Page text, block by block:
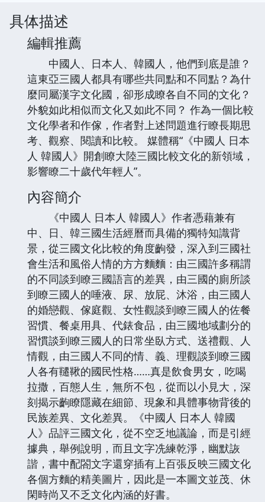
具体描述
編輯推薦
中國人、日本人、韓國人，他們到底是誰？
這東亞三國人都具有哪些共同點和不同點？為什
麼同屬漢字文化國，卻形成瞭各自不同的文化？
外貌如此相似而文化又如此不同？ 作為一個比較
文化學者和作傢，作者對上述問題進行瞭長期思
考、觀察、閱讀和比較。 媒體稱“《中國人 日本
人 韓國人》開創瞭大陸三國比較文化的新領域，
影響瞭二十歲代年輕人”。
內容簡介
《中國人 日本人 韓國人》作者憑藉兼有
中、日、韓三國生活經曆而具備的獨特知識背
景，從三國文化比較的角度齣發，深入到三國社
會生活和風俗人情的方方麵麵：由三國許多稱謂
的不同談到瞭三國語言的差異，由三國的廁所談
到瞭三國人的唾液、尿、放屁、沐浴，由三國人
的婚戀觀、傢庭觀、女性觀談到瞭三國人的佐餐
習慣、餐桌用具、代錶食品，由三國地域劃分的
習慣談到瞭三國人的日常坐臥方式、送禮觀、人
情觀，由三國人不同的情、義、理觀談到瞭三國
人各有韆鞦的國民性格……真是飲食男女，吃喝
拉撒，百態人生，無所不包，從而以小見大，深
刻揭示齣瞭隱藏在細節、現象和具體事物背後的
民族差異、文化差異。《中國人 日本人 韓國
人》品評三國文化，從不空乏地議論，而是引經
據典，舉例說明，而且文字冼練乾淨，幽默詼
諧，書中配閤文字還穿插有上百張反映三國文化
各個方麵的精美圖片，因此是一本圖文並茂、休
閑時尚又不乏文化內涵的好書。